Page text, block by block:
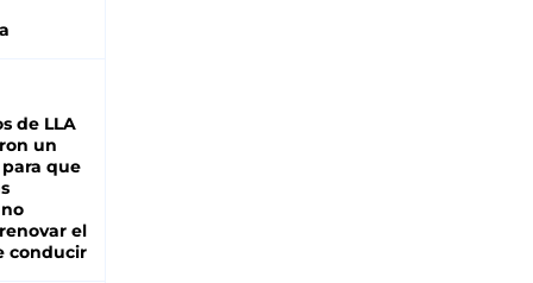
de LLA
un
que
el
conducir